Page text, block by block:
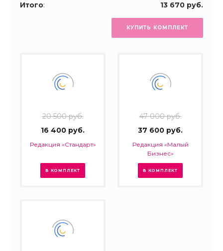
Итого: 13 670 руб.
КУПИТЬ КОМПЛЕКТ
20 500 руб.
16 400 руб.
Редакция «Стандарт»
В КОМПЛЕКТ
47 000 руб.
37 600 руб.
Редакция «Малый
Бизнес»
В КОМПЛЕКТ